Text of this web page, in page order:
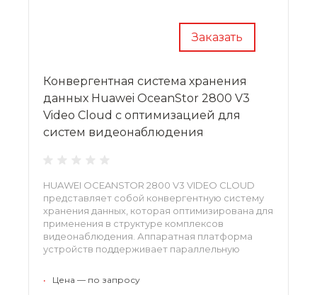
Заказать
Конвергентная система хранения
данных Huawei OceanStor 2800 V3
Video Cloud с оптимизацией для
систем видеонаблюдения
HUAWEI OCEANSTOR 2800 V3 VIDEO CLOUD
представляет собой конвергентную систему
хранения данных, которая оптимизирована для
применения в структуре комплексов
видеонаблюдения. Аппаратная платформа
устройств поддерживает параллельную
трансляций видео высокого качества.
• Цена — по запросу